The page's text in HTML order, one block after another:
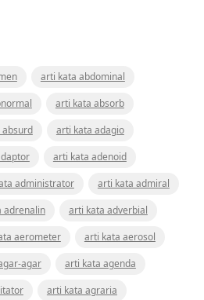
arti kata abdominal
arti kata absorb
arti kata adagio
arti kata adenoid
administrator
arti kata admiral
adrenalin
arti kata adverbial
aerometer
arti kata aerosol
agar
arti kata agenda
arti kata agraria